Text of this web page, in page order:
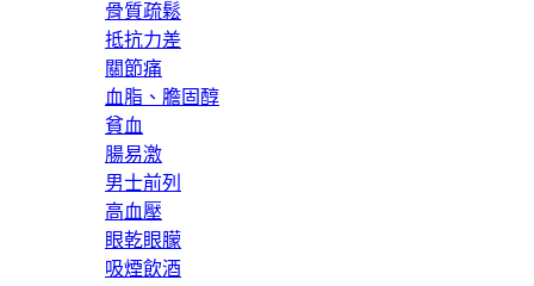
骨質疏鬆
抵抗力差
關節痛
血脂、膽固醇
貧血
腸易激
男士前列
高血壓
眼乾眼朦
吸煙飲酒